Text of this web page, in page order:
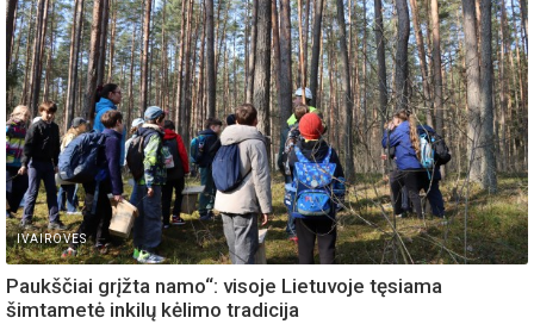
IVAIROVES
Paukščiai grįžta namo“: visoje Lietuvoje tęsiama
šimtametė inkilų kėlimo tradicija